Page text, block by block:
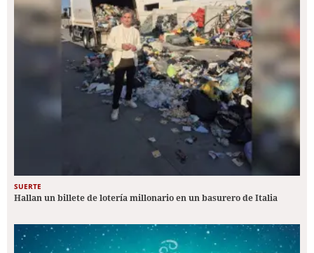
SUERTE
Hallan un billete de lotería millonario en un basurero de Italia